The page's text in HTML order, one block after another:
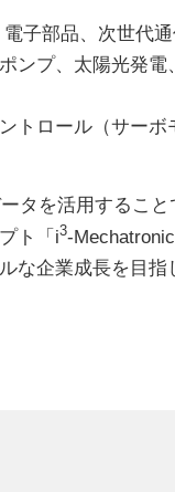
子部品、次世代
ンプ、太陽光発
ロール（サー
タを活用するこ
ト「i3-
な企業成長を目指